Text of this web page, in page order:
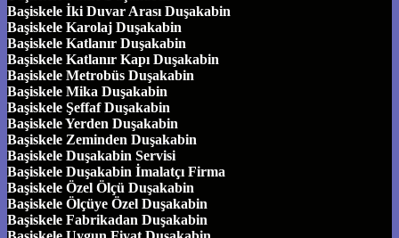
Başiskele İki Duvar Arası Duşakabin
Başiskele Karolaj Duşakabin
Başiskele Katlanır Duşakabin
Başiskele Katlanır Kapı Duşakabin
Başiskele Metrobüs Duşakabin
Başiskele Mika Duşakabin
Başiskele Şeffaf Duşakabin
Başiskele Yerden Duşakabin
Başiskele Zeminden Duşakabin
Başiskele Duşakabin Servisi
Başiskele Duşakabin İmalatçı Firma
Başiskele Özel Ölçü Duşakabin
Başiskele Ölçüye Özel Duşakabin
Başiskele Fabrikadan Duşakabin